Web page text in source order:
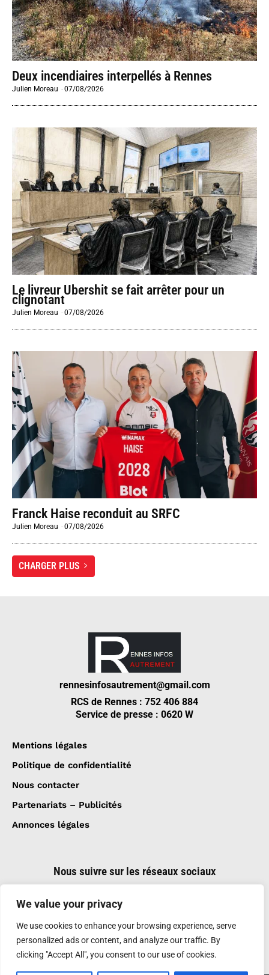
We value your privacy
We use cookies to enhance your browsing experience, serve
personalized ads or content, and analyze our traffic. By
clicking "Accept All", you consent to our use of cookies.
Deux incendiaires interpellés à Rennes
Julien Moreau -07/08/2026
Le livreur Ubershit se fait arrêter pour un
clignotant
Julien Moreau -07/08/2026
Franck Haise reconduit au SRFC
Julien Moreau -07/08/2026
CHARGER PLUS
rennesinfosautrement@gmail.com
RCS de Rennes : 752 406 884
Service de presse : 0620 W
Mentions légales
Politique de confidentialité
Nous contacter
Partenariats – Publicités
Annonces légales
Nous suivre sur les réseaux sociaux